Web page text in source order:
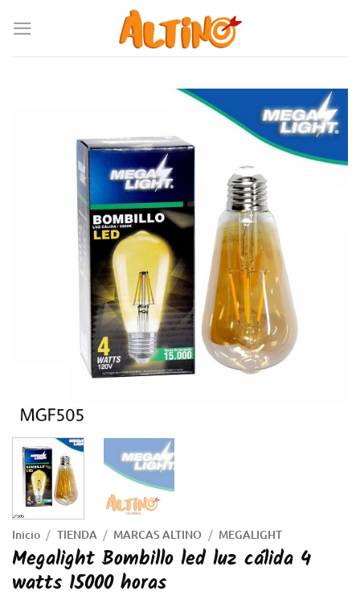
Inicio / TIENDA / MARCAS ALTINO / MEGALIGHT
Megalight Bombillo led luz cálida 4
watts 15000 horas